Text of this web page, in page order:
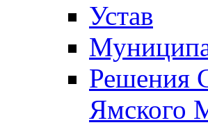
Устав
Решения
Ямского